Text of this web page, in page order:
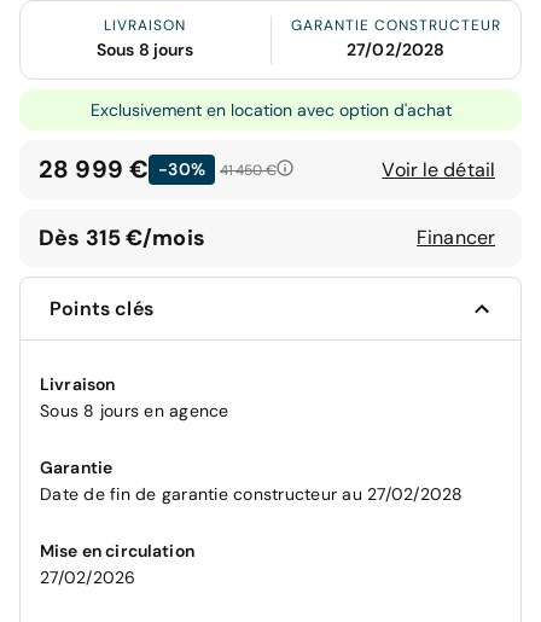
LIVRAISON
Sous 8 jours
GARANTIE CONSTRUCTEUR
27/02/2028
Exclusivement en location avec option d'achat
28 999 € -30% 41 450 € Voir le détail
Dès 315 €/mois Financer
Points clés
Livraison
Sous 8 jours en agence
Garantie
Date de fin de garantie constructeur au 27/02/2028
Mise en circulation
27/02/2026